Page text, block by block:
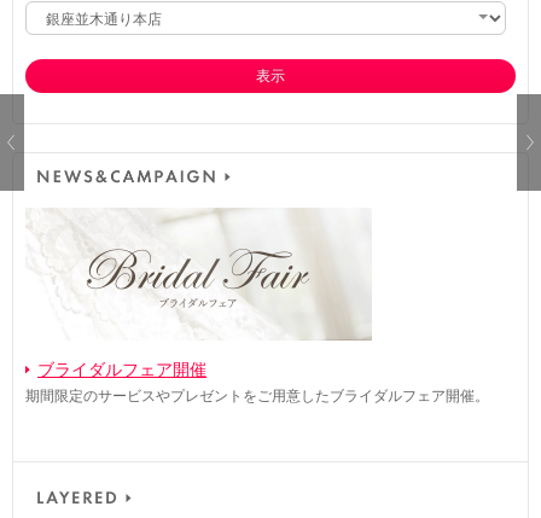
表示
ブライダルフェア開催
期間限定のサービスやプレゼントをご用意したブライダルフェア開催。